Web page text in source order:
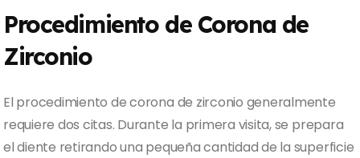
Procedimiento de Corona de
Zirconio
El procedimiento de corona de zirconio generalmente
requiere dos citas. Durante la primera visita, se prepara
el diente retirando una pequeña cantidad de la superficie